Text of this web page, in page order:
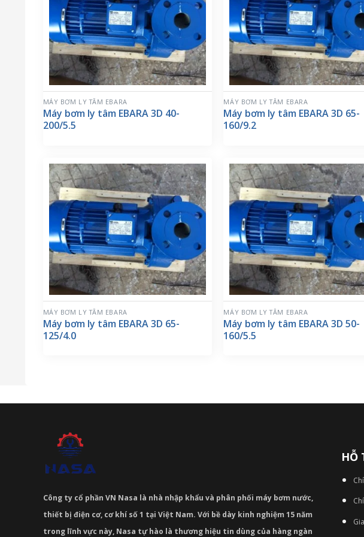
MÁY BƠM LY TÂM EBARA
Máy bơm ly tâm EBARA 3D 40-
200/5.5
MÁY BƠM LY TÂM EBARA
Máy bơm ly tâm EBARA 3D 65-
160/9.2
MÁY BƠM LY TÂM EBARA
Máy bơm ly tâm EBARA 3D 65-
125/4.0
MÁY BƠM LY TÂM EBARA
Máy bơm ly tâm EBARA 3D 50-
160/5.5
Công ty cổ phần VN Nasa là nhà nhập khẩu và phân phối máy bơm nước,
thiết bị điện cơ, cơ khí số 1 tại Việt Nam. Với bề dày kinh nghiệm 15 năm
trong lĩnh vực này, Nasa tự hào là thương hiệu tin dùng của hàng ngàn
HỖ